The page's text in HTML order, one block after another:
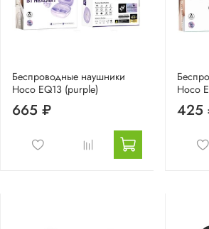
Беспроводные наушники
Hoco EQ13 (purple)
665 ₽
Hoco
425